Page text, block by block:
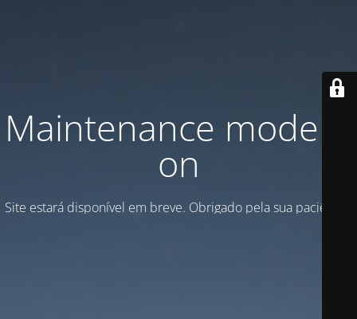
Maintenance mode is
on
Site estará disponível em breve. Obrigado pela sua paciência!